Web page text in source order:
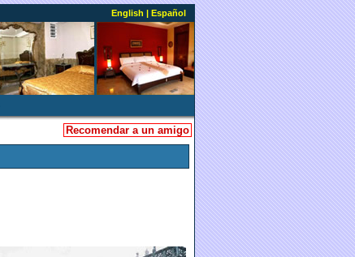
English | Español
Recomendar a un amigo